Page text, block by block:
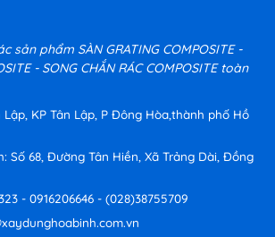
sản phẩm SÀN GRATING COMPOSITE -
- SONG CHẮN RÁC COMPOSITE toàn
KP Tân Lập, P Đông Hòa,thành phố Hồ
Số 68, Đường Tân Hiền, Xã Trảng Dài, Đồng
- 0916206646 - (028)38755709